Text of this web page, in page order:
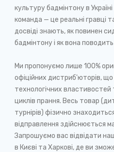
культуру бадмінтону в
команда — це реальні гравці
досвіді знають, як повинен
бадмінтону і як вона поводить
Ми пропонуємо лише 100%
офіційних дистриб'юторів,
технологічних властивостей
циклів прання. Весь товар
турнірів) фізично
відправлення здійснюється
Запрошуємо вас відвідати
в Києві та Харкові, де ви